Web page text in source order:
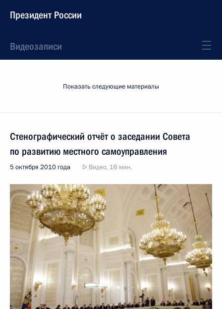
Президент России
Видеозаписи
Показать следующие материалы
Стенографический отчёт о заседании Совета
по развитию местного самоуправления
5 октября 2010 года Видео, 16 мин.